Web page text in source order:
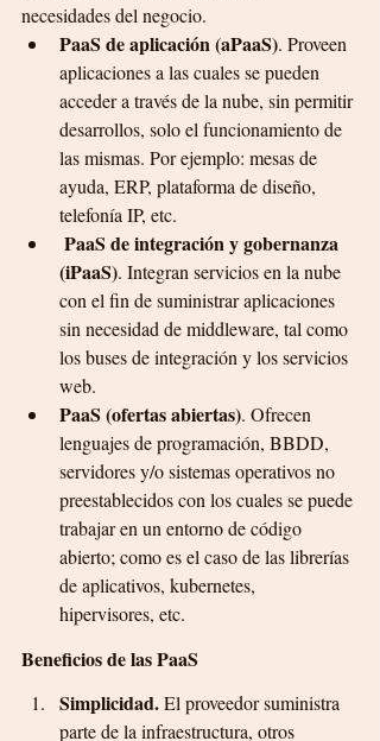
necesidades del negocio.
PaaS de aplicación (aPaaS). Proveen
aplicaciones a las cuales se pueden
acceder a través de la nube, sin permitir
desarrollos, solo el funcionamiento de
las mismas. Por ejemplo: mesas de
ayuda, ERP, plataforma de diseño,
telefonía IP, etc.
(iPaaS). Integran servicios en la nube
con el fin de suministrar aplicaciones
sin necesidad de middleware, tal como
los buses de integración y los servicios
web.
PaaS (ofertas abiertas). Ofrecen
lenguajes de programación, BBDD,
servidores y/o sistemas operativos no
preestablecidos con los cuales se puede
trabajar en un entorno de código
abierto; como es el caso de las librerías
de aplicativos, kubernetes,
hipervisores, etc.
Beneficios de las PaaS
Simplicidad. El proveedor suministra
parte de la infraestructura, otros